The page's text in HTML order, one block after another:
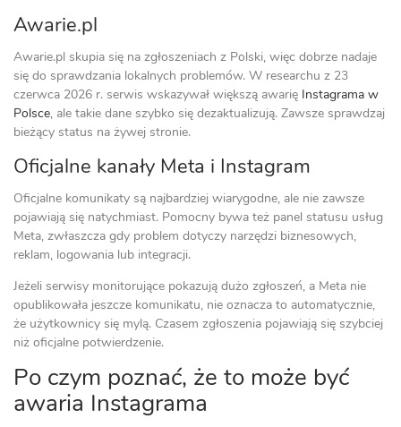
Awarie.pl
Awarie.pl skupia się na zgłoszeniach z Polski, więc dobrze nadaje
się do sprawdzania lokalnych problemów. W researchu z 23
czerwca 2026 r. serwis wskazywał większą awarię Instagrama w
Polsce, ale takie dane szybko się dezaktualizują. Zawsze sprawdzaj
bieżący status na żywej stronie.
Oficjalne kanały Meta i Instagram
Oficjalne komunikaty są najbardziej wiarygodne, ale nie zawsze
pojawiają się natychmiast. Pomocny bywa też panel statusu usług
Meta, zwłaszcza gdy problem dotyczy narzędzi biznesowych,
reklam, logowania lub integracji.
Jeżeli serwisy monitorujące pokazują dużo zgłoszeń, a Meta nie
opublikowała jeszcze komunikatu, nie oznacza to automatycznie,
że użytkownicy się mylą. Czasem zgłoszenia pojawiają się szybciej
niż oficjalne potwierdzenie.
Po czym poznać, że to może być
awaria Instagrama